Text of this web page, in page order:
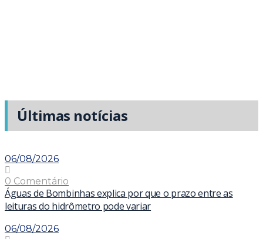
Últimas notícias
06/08/2026
0 Comentário
Águas de Bombinhas explica por que o prazo entre as
leituras do hidrômetro pode variar
06/08/2026